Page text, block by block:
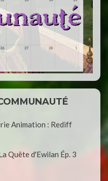
Animation : Rediff
Quête d'Ewilan Ép. 3